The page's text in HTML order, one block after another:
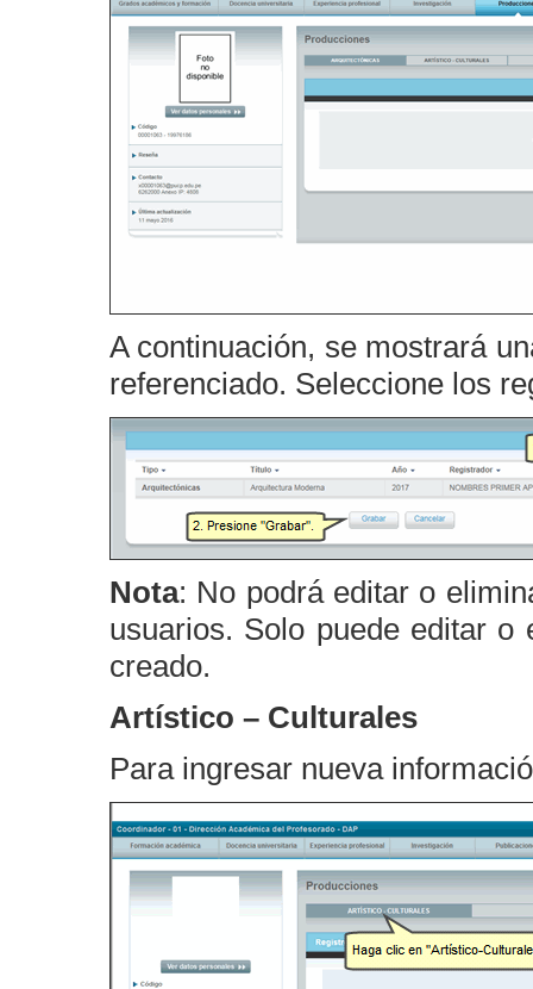
A continuación, se mostrará
referenciado. Seleccione los
Nota: No podrá editar o
usuarios. Solo puede editar
creado.
Artístico – Culturales
Para ingresar nueva